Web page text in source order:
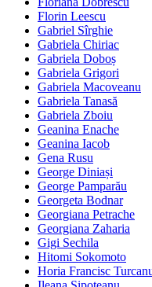
Florin Leescu
Gabriel Sîrghie
Gabriela Chiriac
Gabriela Doboș
Gabriela Grigori
Gabriela Macoveanu
Gabriela Tanasă
Gabriela Zboiu
Geanina Enache
Geanina Iacob
Gena Rusu
George Diniași
George Pamparău
Georgeta Bodnar
Georgiana Petrache
Georgiana Zaharia
Gigi Sechila
Hitomi Sokomoto
Horia Francisc